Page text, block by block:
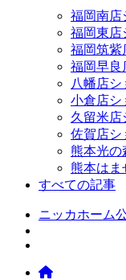
福岡南店
福岡東店
福岡筑紫
福岡早良
八幡店シ
小倉店シ
久留米店
佐賀店シ
熊本光の
熊本はま
すべての記事
ニッカホーム